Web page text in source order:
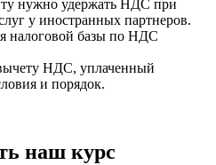
нужно удержать НДС при
у иностранных партнеров.
налоговой базы по НДС
НДС, уплаченный
и порядок.
наш курс